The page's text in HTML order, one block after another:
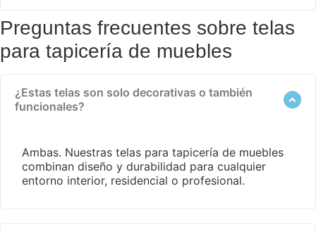
Preguntas frecuentes sobre telas
para tapicería de muebles
¿Estas telas son solo decorativas o también
funcionales?
Ambas. Nuestras telas para tapicería de muebles
combinan diseño y durabilidad para cualquier
entorno interior, residencial o profesional.